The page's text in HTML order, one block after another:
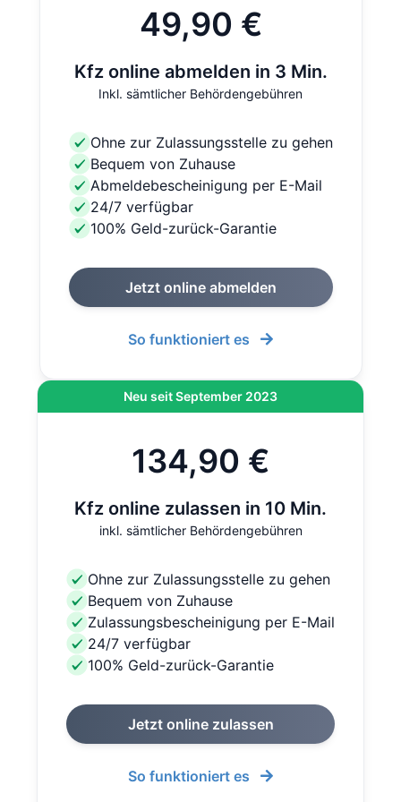
49,90 €
Kfz online abmelden in 3 Min.
Inkl. sämtlicher Behördengebühren
Ohne zur Zulassungsstelle zu gehen
Bequem von Zuhause
Abmeldebescheinigung per E-Mail
24/7 verfügbar
100% Geld-zurück-Garantie
Jetzt online abmelden
So funktioniert es
Neu seit September 2023
134,90 €
Kfz online zulassen in 10 Min.
inkl. sämtlicher Behördengebühren
Ohne zur Zulassungsstelle zu gehen
Bequem von Zuhause
Zulassungsbescheinigung per E-Mail
24/7 verfügbar
100% Geld-zurück-Garantie
Jetzt online zulassen
So funktioniert es